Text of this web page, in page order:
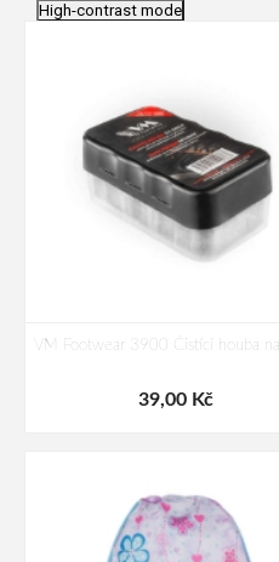
High-contrast mode
VM Footwear 3900 Čistící houba
39,00 Kč